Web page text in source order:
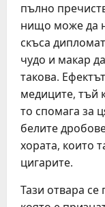
пълно
нищо може да
скъса
чудо и макар
такова.
медиците, тъй
то спомага за
белите
хората, които
цигарите.
Тази отвара се